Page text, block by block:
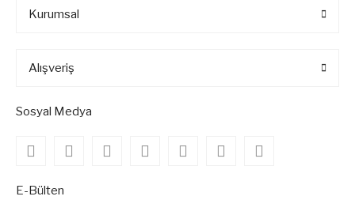
Kurumsal
Alışveriş
Sosyal Medya
E-Bülten